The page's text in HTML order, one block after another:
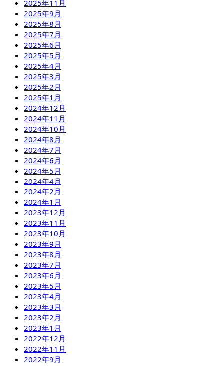
2025年11月
2025年9月
2025年8月
2025年7月
2025年6月
2025年5月
2025年4月
2025年3月
2025年2月
2025年1月
2024年12月
2024年11月
2024年10月
2024年8月
2024年7月
2024年6月
2024年5月
2024年4月
2024年2月
2024年1月
2023年12月
2023年11月
2023年10月
2023年9月
2023年8月
2023年7月
2023年6月
2023年5月
2023年4月
2023年3月
2023年2月
2023年1月
2022年12月
2022年11月
2022年9月